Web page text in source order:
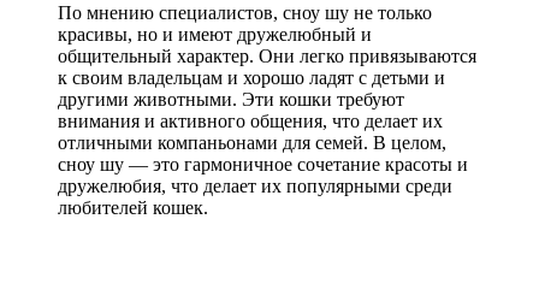
По мнению специалистов, сноу шу не только
красивы, но и имеют дружелюбный и
общительный характер. Они легко привязываются
к своим владельцам и хорошо ладят с детьми и
другими животными. Эти кошки требуют
внимания и активного общения, что делает их
отличными компаньонами для семей. В целом,
сноу шу — это гармоничное сочетание красоты и
дружелюбия, что делает их популярными среди
любителей кошек.